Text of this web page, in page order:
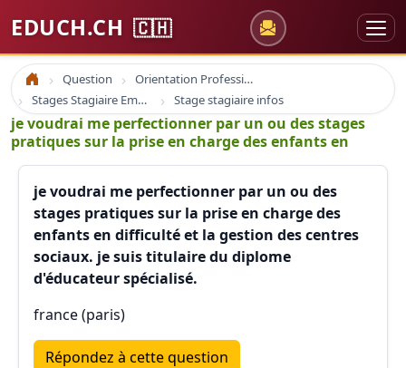
EDUCH.CH 🇨🇭
Accueil Question
Orientation Professionnelle
Stages Stagiaire Emploi
Stage stagiaire infos
je voudrai me perfectionner par un ou des stages
pratiques sur la prise en charge des enfants en
je voudrai me perfectionner par un ou des
stages pratiques sur la prise en charge des
enfants en difficulté et la gestion des centres
sociaux. je suis titulaire du diplome
d'éducateur spécialisé.
france (paris)
Répondez à cette question